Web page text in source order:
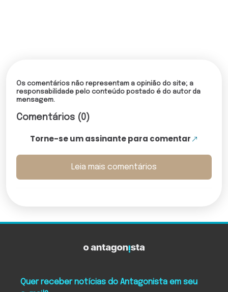
Os comentários não representam a opinião do site; a
responsabilidade pelo conteúdo postado é do autor da
mensagem.
Comentários (0)
Torne-se um assinante para comentar
Leia mais comentários
Quer receber notícias do Antagonista em seu